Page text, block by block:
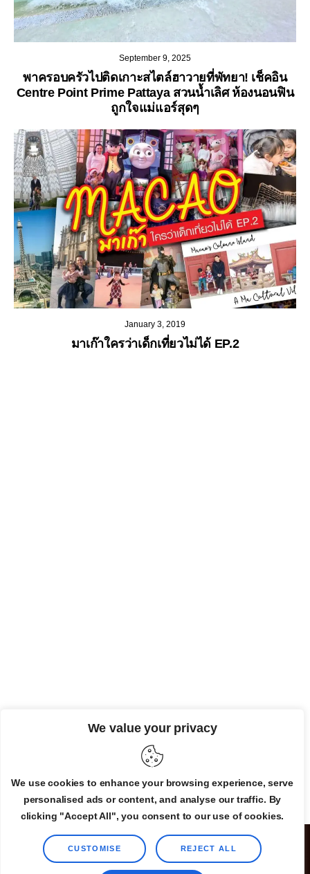
We value your privacy
We use cookies to enhance your browsing experience, serve
personalised ads or content, and analyse our traffic. By
clicking "Accept All", you consent to our use of cookies.
CUSTOMISE REJECT ALL
September 9, 2025
พาครอบครัวไปติดเกาะสไตล์ฮาวายที่พัทยา! เช็คอิน
Centre Point Prime Pattaya สวนน้ำเลิศ ห้องนอนฟิน
ถูกใจแม่แอร์สุดๆ
January 3, 2019
มาเก๊าใครว่าเด็กเที่ยวไม่ได้ EP.2
TheLovelyAir.com©All Rights Reserved.